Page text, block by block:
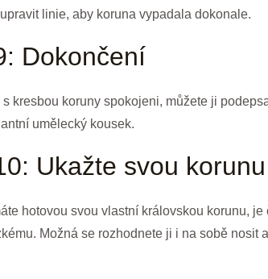
linie, aby koruna vypadala dokonale.
Dokončení
kresbou koruny spokojeni, můžete ji
umělecký kousek.
Ukažte svou korunu
hotovou svou vlastní královskou korunu,
Možná se rozhodnete ji i na sobě nosit